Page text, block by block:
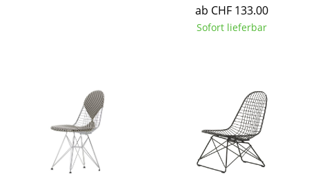
Konferenztische
Stehtische & Stehpulte
Kindertische
ab CHF 133.00
Sofort lieferbar